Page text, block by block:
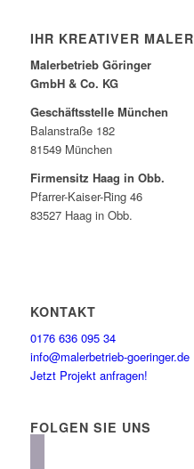
IHR KREATIVER MALER
Malerbetrieb Göringer
GmbH & Co. KG
Geschäftsstelle München
Balanstraße 182
81549 München
Firmensitz Haag in Obb.
Pfarrer-Kaiser-Ring 46
83527 Haag in Obb.
KONTAKT
0176 636 095 34
info@malerbetrieb-goeringer.de
Jetzt Projekt anfragen!
FOLGEN SIE UNS